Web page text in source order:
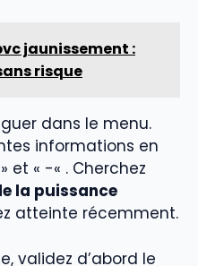
jaunissement :
risque
dans le menu.
informations en
et « -« . Cherchez
la puissance
atteinte récemment.
validez d’abord le